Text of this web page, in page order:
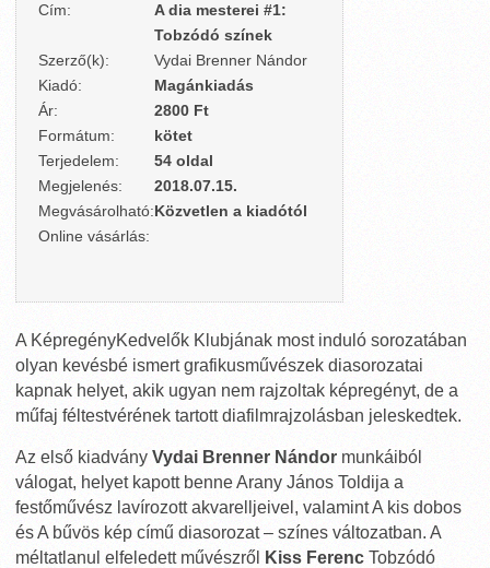
Cím:
A dia mesterei #1:
Tobzódó színek
Szerző(k):
Vydai Brenner Nándor
Kiadó:
Magánkiadás
Ár:
2800 Ft
Formátum:
kötet
Terjedelem:
54 oldal
Megjelenés:
2018.07.15.
Megvásárolható:Közvetlen a kiadótól
Online vásárlás:
A KépregényKedvelők Klubjának most induló sorozatában
olyan kevésbé ismert grafikusművészek diasorozatai
kapnak helyet, akik ugyan nem rajzoltak képregényt, de a
műfaj féltestvérének tartott diafilmrajzolásban jeleskedtek.
Az első kiadvány Vydai Brenner Nándor munkáiból
válogat, helyet kapott benne Arany János Toldija a
festőművész lavírozott akvarelljeivel, valamint A kis dobos
és A bűvös kép című diasorozat – színes változatban. A
méltatlanul elfeledett művészről
Kiss Ferenc Tobzódó